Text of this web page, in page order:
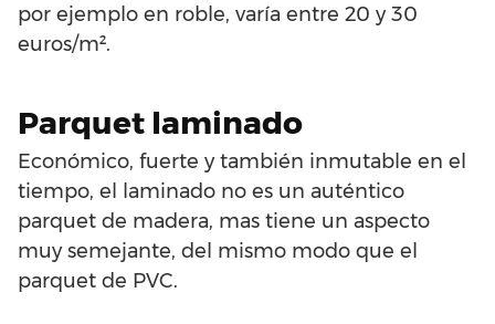
por ejemplo en roble, varía entre 20 y 30
euros/m².
Parquet laminado
Económico, fuerte y también inmutable en el
tiempo, el laminado no es un auténtico
parquet de madera, mas tiene un aspecto
muy semejante, del mismo modo que el
parquet de PVC.